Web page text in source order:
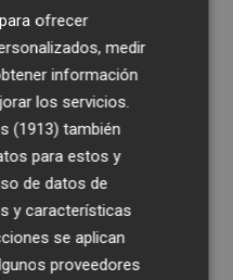
ofrecer
medir
información
los servicios.
(1913) también
para estos y
de datos de
y características
se aplican
proveedores